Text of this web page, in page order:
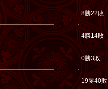
8勝22敗
4勝14敗
0勝3敗
19勝40敗